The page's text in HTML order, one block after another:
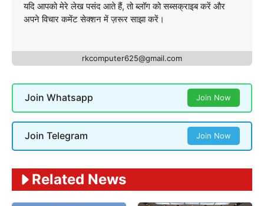
यदि आपको मेरे लेख पसंद आते हैं, तो ब्लॉग को सब्सक्राइब करें और
अपने विचार कमेंट सेक्शन में ज़रूर साझा करें।
rkcomputer625@gmail.com
Join Whatsapp Join Now
Join Telegram Join Now
Related News